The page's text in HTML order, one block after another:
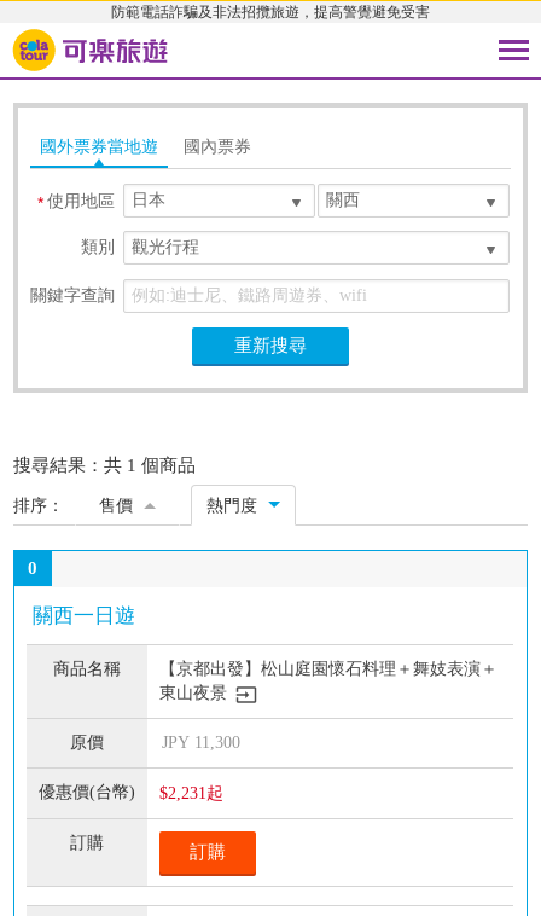
防範電話詐騙及非法招攬旅遊，提高警覺避免受害
國外票券當地遊 國內票券
* 使用地區 日本 關西
類別 觀光行程
關鍵字查詢
重新搜尋
搜尋結果：共 1 個商品
排序： 售價 熱門度
0
關西一日遊
【京都出發】松山庭園懷石料理＋舞妓表演＋
東山夜景
JPY 11,300
$2,231起
訂購